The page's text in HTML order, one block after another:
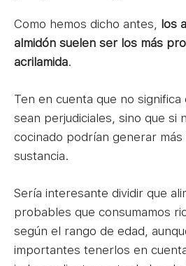
Como hemos dicho antes, los
almidón suelen ser los más
acrilamida.
Ten en cuenta que no
sean perjudiciales, sino que si
cocinado podrían generar
sustancia.
Sería interesante dividir que
probables que consumamos
según el rango de edad,
importantes tenerlos en